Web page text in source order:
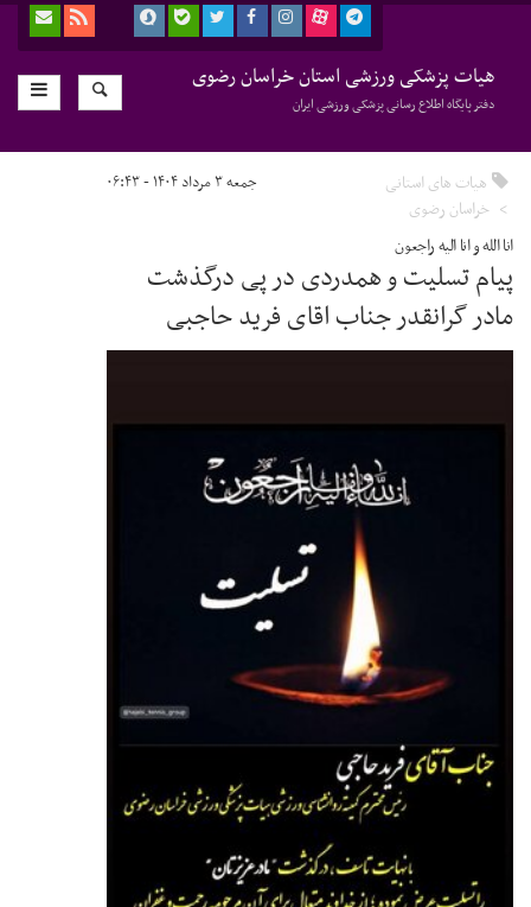
هیات پزشکی ورزشی استان خراسان رضوی
دفتر پایگاه اطلاع رسانی پزشکی ورزشی ایران
هیات های استانی
خراسان رضوی
جمعه ۳ مرداد ۱۴۰۴ - ۰۶:۴۳
انا الله و انا الیه راجعون
پیام تسلیت و همدردی در پی درگذشت
مادر گرانقدر جناب اقای فرید حاجبی